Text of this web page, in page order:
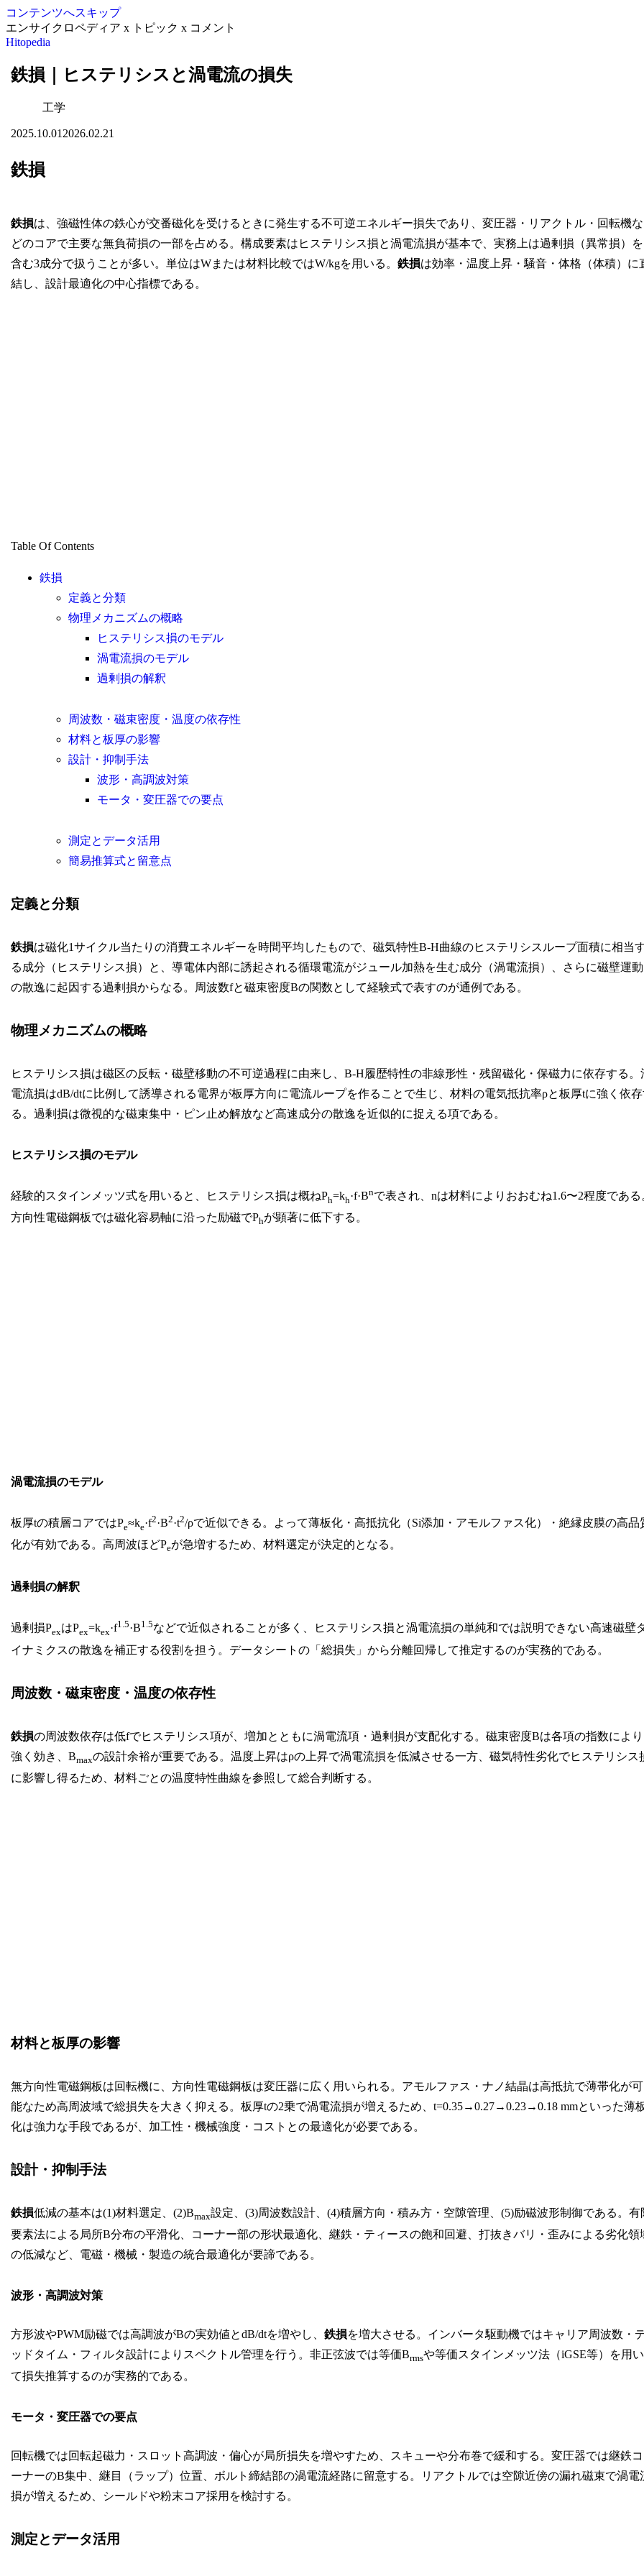
コンテンツへスキップ
エンサイクロペディア x トピック x コメント
Hitopedia
鉄損｜ヒステリシスと渦電流の損失
工学
2025.10.01 2026.02.21
鉄損
鉄損は、強磁性体の鉄心が交番磁化を受けるときに発生する不可逆エネルギー損失であり、変圧器・リアクトル・回転機な
どのコアで主要な無負荷損の一部を占める。構成要素はヒステリシス損と渦電流損が基本で、実務上は過剰損（異常損）を
含む3成分で扱うことが多い。単位はWまたは材料比較ではW/kgを用いる。 鉄損は効率・温度上昇・騒音・体格（体積）に
結し、設計最適化の中心指標である。
Table Of Contents
鉄損
定義と分類
物理メカニズムの概略
ヒステリシス損のモデル
渦電流損のモデル
過剰損の解釈
周波数・磁束密度・温度の依存性
材料と板厚の影響
設計・抑制手法
波形・高調波対策
モータ・変圧器での要点
測定とデータ活用
簡易推算式と留意点
定義と分類
鉄損は磁化1サイクル当たりの消費エネルギーを時間平均したもので、磁気特性B-H曲線のヒステリシスループ面積に相当
る成分（ヒステリシス損）と、導電体内部に誘起される循環電流がジュール加熱を生む成分（渦電流損）、さらに磁壁運動
の散逸に起因する過剰損からなる。周波数fと磁束密度Bの関数として経験式で表すのが通例である。
物理メカニズムの概略
ヒステリシス損は磁区の反転・磁壁移動の不可逆過程に由来し、B-H履歴特性の非線形性・残留磁化・保磁力に依存する。
電流損はdB/dtに比例して誘導される電界が板厚方向に電流ループを作ることで生じ、材料の電気抵抗率ρと板厚tに強く依
る。過剰損は微視的な磁束集中・ピン止め解放など高速成分の散逸を近似的に捉える項である。
ヒステリシス損のモデル
経験的スタインメッツ式を用いると、ヒステリシス損は概ねPh=kh·f·Bnで表され、nは材料によりおおむね1.6〜2程度である
方向性電磁鋼板では磁化容易軸に沿った励磁でPhが顕著に低下する。
渦電流損のモデル
板厚tの積層コアではPe≈ke·f2·B2·t2/ρで近似できる。よって薄板化・高抵抗化（Si添加・アモルファス化）・絶縁皮膜の高品
化が有効である。高周波ほどPeが急増するため、材料選定が決定的となる。
過剰損の解釈
過剰損PexはPex=kex·f1.5·B1.5などで近似されることが多く、ヒステリシス損と渦電流損の単純和では説明できない高速磁壁
イナミクスの散逸を補正する役割を担う。データシートの「総損失」から分離回帰して推定するのが実務的である。
周波数・磁束密度・温度の依存性
鉄損の周波数依存は低fでヒステリシス項が、増加とともに渦電流項・過剰損が支配化する。磁束密度Bは各項の指数により
強く効き、Bmaxの設計余裕が重要である。温度上昇はρの上昇で渦電流損を低減させる一方、磁気特性劣化でヒステリシス
に影響し得るため、材料ごとの温度特性曲線を参照して総合判断する。
材料と板厚の影響
無方向性電磁鋼板は回転機に、方向性電磁鋼板は変圧器に広く用いられる。アモルファス・ナノ結晶は高抵抗で薄帯化が可
能なため高周波域で総損失を大きく抑える。板厚tの2乗で渦電流損が増えるため、t=0.35→0.27→0.23→0.18 mmといった薄
化は強力な手段であるが、加工性・機械強度・コストとの最適化が必要である。
設計・抑制手法
鉄損低減の基本は(1)材料選定、(2)Bmax設定、(3)周波数設計、(4)積層方向・積み方・空隙管理、(5)励磁波形制御である。有
要素法による局所B分布の平滑化、コーナー部の形状最適化、継鉄・ティースの飽和回避、打抜きバリ・歪みによる劣化領
の低減など、電磁・機械・製造の統合最適化が要諦である。
波形・高調波対策
方形波やPWM励磁では高調波がBの実効値とdB/dtを増やし、 鉄損を増大させる。インバータ駆動機ではキャリア周波数・
ッドタイム・フィルタ設計によりスペクトル管理を行う。非正弦波では等価Brmsや等価スタインメッツ法（iGSE等）を用い
て損失推算するのが実務的である。
モータ・変圧器での要点
回転機では回転起磁力・スロット高調波・偏心が局所損失を増やすため、スキューや分布巻で緩和する。変圧器では継鉄コ
ーナーのB集中、継目（ラップ）位置、ボルト締結部の渦電流経路に留意する。リアクトルでは空隙近傍の漏れ磁束で渦電
損が増えるため、シールドや粉末コア採用を検討する。
測定とデータ活用